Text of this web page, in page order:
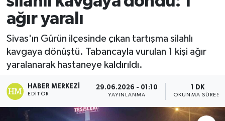
ağır yaralı
Sivas'ın Gürün ilçesinde çıkan tartışma silahlı
kavgaya dönüştü. Tabancayla vurulan 1 kişi ağır
yaralanarak hastaneye kaldırıldı.
HABER MERKEZI
EDITÖR
29.06.2026 - 01:10
YAYINLANMA
1 DK
OKUNMA SÜRESI
Ekonomi
Sağlık
Tokat Haber